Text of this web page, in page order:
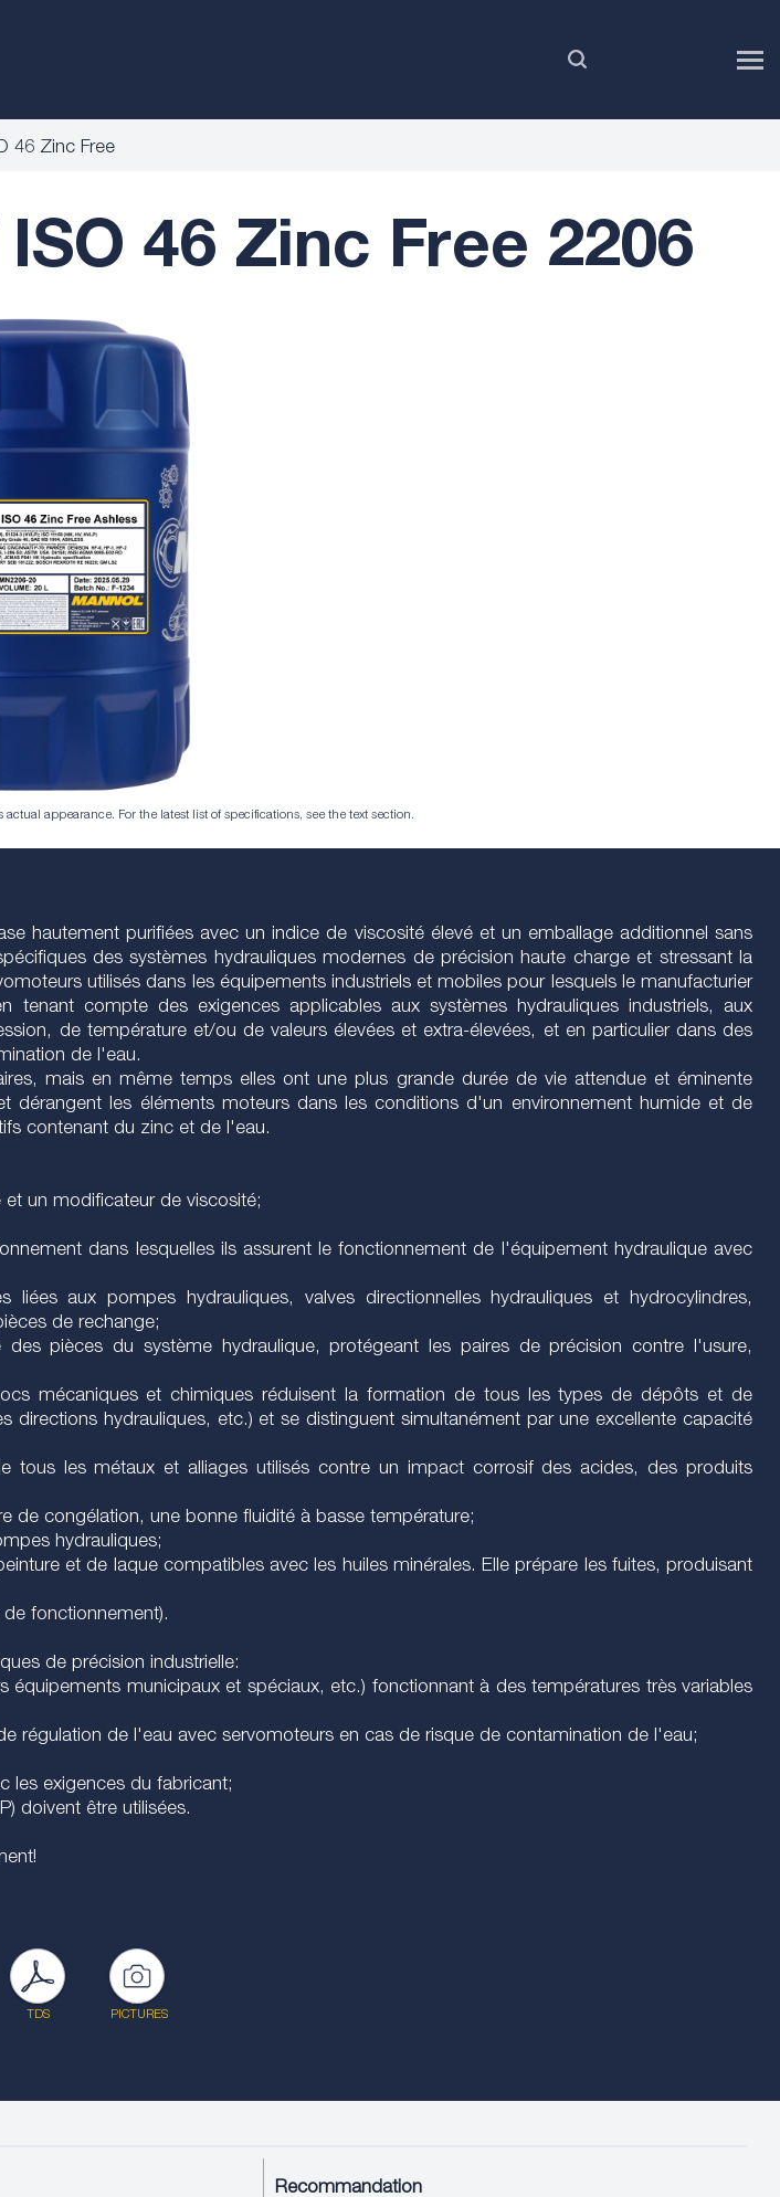
46 Zinc Free
46 Zinc Free 2206
appearance. For the latest list of specifications, see the text section.
hautement purifiées avec un indice de viscosité élevé et un emballage additionnel sans
des systèmes hydrauliques modernes de précision haute charge et stressant la
utilisés dans les équipements industriels et mobiles pour lesquels le manufacturier
compte des exigences applicables aux systèmes hydrauliques industriels, aux
de température et/ou de valeurs élevées et extra-élevées, et en particulier dans des
de l'eau.
mais en même temps elles ont une plus grande durée de vie attendue et éminente
les éléments moteurs dans les conditions d'un environnement humide et de
contenant du zinc et de l'eau.
un modificateur de viscosité;
dans lesquelles ils assurent le fonctionnement de l'équipement hydraulique avec
aux pompes hydrauliques, valves directionnelles hydrauliques et hydrocylindres,
de rechange;
pièces du système hydraulique, protégeant les paires de précision contre l'usure,
mécaniques et chimiques réduisent la formation de tous les types de dépôts et de
hydrauliques, etc.) et se distinguent simultanément par une excellente capacité
tous les métaux et alliages utilisés contre un impact corrosif des acides, des produits
de congélation, une bonne fluidité à basse température;
hydrauliques;
et de laque compatibles avec les huiles minérales. Elle prépare les fuites, produisant
fonctionnement).
de précision industrielle:
municipaux et spéciaux, etc.) fonctionnant à des températures très variables
régulation de l'eau avec servomoteurs en cas de risque de contamination de l'eau;
les exigences du fabricant;
doivent être utilisées.
TDS PICTURES
Recommandation